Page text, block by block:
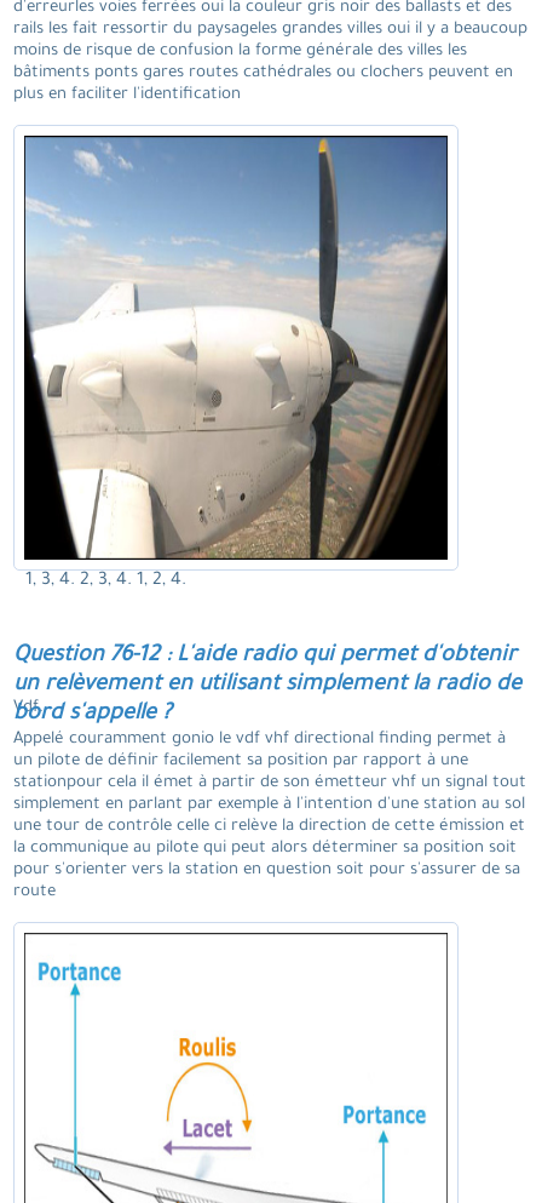
d'erreurles voies ferrées oui la couleur gris noir des ballasts et des
rails les fait ressortir du paysageles grandes villes oui il y a beaucoup
moins de risque de confusion la forme générale des villes les
bâtiments ponts gares routes cathédrales ou clochers peuvent en
plus en faciliter l'identification
1, 3, 4. 2, 3, 4. 1, 2, 4.
Question 76-12 : L'aide radio qui permet d'obtenir
un relèvement en utilisant simplement la radio de
bord s'appelle ?
Vdf.
Appelé couramment gonio le vdf vhf directional finding permet à
un pilote de définir facilement sa position par rapport à une
stationpour cela il émet à partir de son émetteur vhf un signal tout
simplement en parlant par exemple à l'intention d'une station au sol
une tour de contrôle celle ci relève la direction de cette émission et
la communique au pilote qui peut alors déterminer sa position soit
pour s'orienter vers la station en question soit pour s'assurer de sa
route